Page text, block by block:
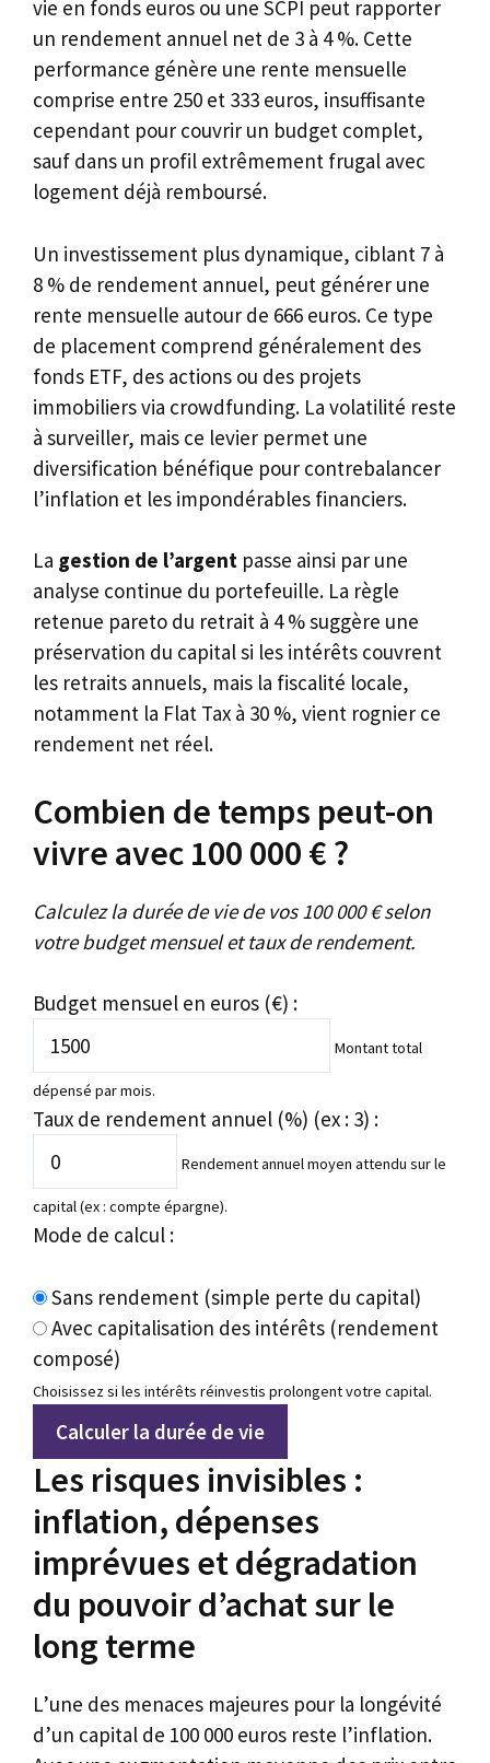
vie en fonds euros ou une SCPI peut rapporter
un rendement annuel net de 3 à 4 %. Cette
performance génère une rente mensuelle
comprise entre 250 et 333 euros, insuffisante
cependant pour couvrir un budget complet,
sauf dans un profil extrêmement frugal avec
logement déjà remboursé.
Un investissement plus dynamique, ciblant 7 à
8 % de rendement annuel, peut générer une
rente mensuelle autour de 666 euros. Ce type
de placement comprend généralement des
fonds ETF, des actions ou des projets
immobiliers via crowdfunding. La volatilité reste
à surveiller, mais ce levier permet une
diversification bénéfique pour contrebalancer
l’inflation et les impondérables financiers.
La gestion de l’argent passe ainsi par une
analyse continue du portefeuille. La règle
retenue pareto du retrait à 4 % suggère une
préservation du capital si les intérêts couvrent
les retraits annuels, mais la fiscalité locale,
notamment la Flat Tax à 30 %, vient rognier ce
rendement net réel.
Combien de temps peut-on
vivre avec 100 000 € ?
Calculez la durée de vie de vos 100 000 € selon
votre budget mensuel et taux de rendement.
Budget mensuel en euros (€) :
Montant total
dépensé par mois.
Taux de rendement annuel (%) (ex : 3) :
Rendement annuel moyen attendu sur le
capital (ex : compte épargne).
Mode de calcul :
Sans rendement (simple perte du capital)
Avec capitalisation des intérêts (rendement
composé)
Choisissez si les intérêts réinvestis prolongent votre capital.
Calculer la durée de vie
Les risques invisibles :
inflation, dépenses
imprévues et dégradation
du pouvoir d’achat sur le
long terme
L’une des menaces majeures pour la longévité
d’un capital de 100 000 euros reste l’inflation.